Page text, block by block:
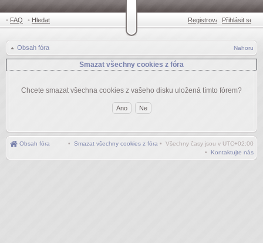
• FAQ • Hledat Registrovat •Přihlásit se
Obsah fóra Nahoru
Smazat všechny cookies z fóra
Chcete smazat všechna cookies z vašeho disku uložená tímto fórem?
Obsah fóra • Všechny časy jsou v UTC+02:00
• Smazat všechny cookies z fóra
• Kontaktujte nás